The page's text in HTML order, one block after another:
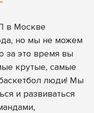
в Москве
но мы не можем
за это время вы
крутые, самые
люди! Мы
и развиваться